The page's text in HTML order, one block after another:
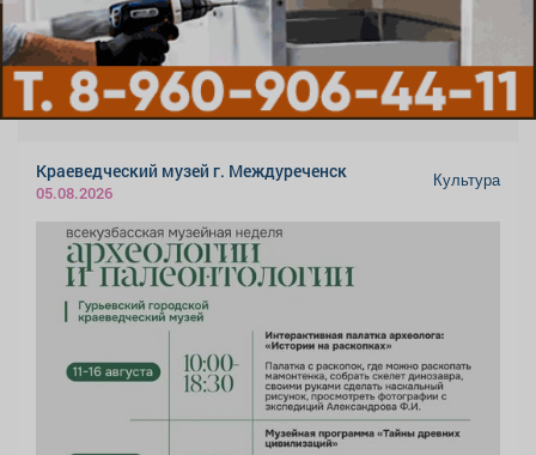
Краеведческий музей г. Междуреченск
05.08.2026
Культура